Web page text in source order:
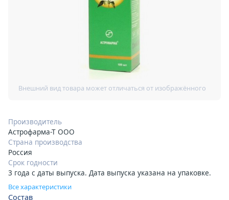
Производитель
Астрофарма-Т ООО
Страна производства
Россия
Срок годности
3 года с даты выпуска. Дата выпуска указана на упаковке.
Все характеристики
Состав